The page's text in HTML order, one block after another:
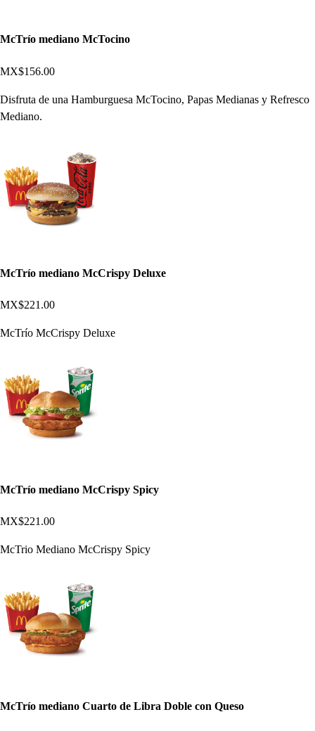
McTrío mediano McTocino
MX$156.00
Disfruta de una Hamburguesa McTocino, Papas Medianas y Refresco
Mediano.
McTrío mediano McCrispy Deluxe
MX$221.00
McTrío McCrispy Deluxe
McTrío mediano McCrispy Spicy
MX$221.00
McTrio Mediano McCrispy Spicy
McTrío mediano Cuarto de Libra Doble con Queso